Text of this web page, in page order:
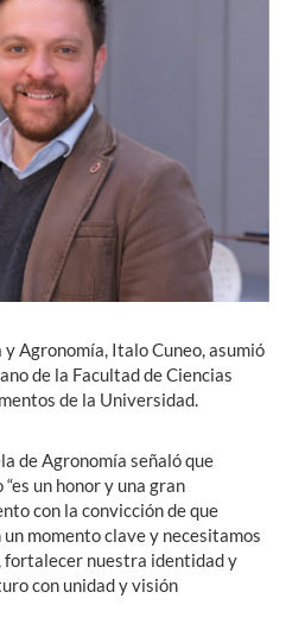
Agronomía, Italo Cuneo, asumió
de la Facultad de Ciencias
de la Universidad.
de Agronomía señaló que
un honor y una gran
con la convicción de que
momento clave y necesitamos
fortalecer nuestra identidad y
con unidad y visión